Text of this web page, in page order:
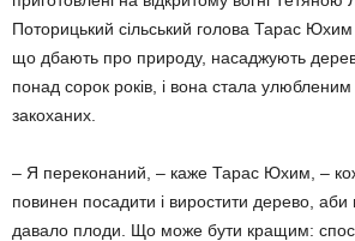
Поторицький сільський голова Тарас Юхим
що дбають про природу, насаджують
понад сорок років, і вона стала улюбленим
закоханих.
– Я переконаний, – каже Тарас Юхим, –
повинен посадити і виростити дерево, аби
давало плоди. Що може бути кращим: